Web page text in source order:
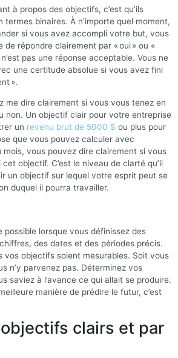
à propos des objectifs, c’est qu’ils
binaires. À n’importe quel moment,
si vous avez accompli votre but, vous
répondre clairement par « oui » ou «
pas une réponse acceptable. Vous ne
une certitude absolue si vous avez fini
».
me dire clairement si vous vous tenez en
non. Un objectif clair pour votre entreprise
un revenu brut de 5000 $ ou plus pour
que vous pouvez calculer avec
mois, vous pouvez dire clairement si vous
objectif. C’est le niveau de clarté qu’il
un objectif sur lequel votre esprit peut se
duquel il pourra travailler.
possible lorsque vous définissez des
des dates et des périodes précis.
vos objectifs soient mesurables. Soit vous
n’y parvenez pas. Déterminez vos
saviez à l’avance ce qui allait se produire.
manière de prédire le futur, c’est
clairs et par